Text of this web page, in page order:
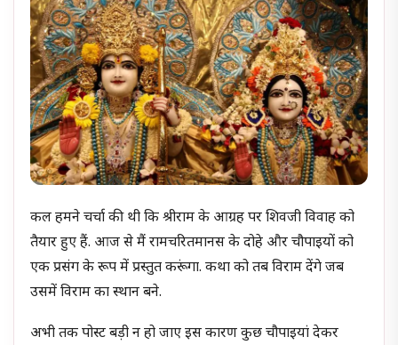
कल हमने चर्चा की थी कि श्रीराम के आग्रह पर शिवजी विवाह को
तैयार हुए हैं. आज से मैं रामचरितमानस के दोहे और चौपाइयों को
एक प्रसंग के रूप में प्रस्तुत करूंगा. कथा को तब विराम देंगे जब
उसमें विराम का स्थान बने.
अभी तक पोस्ट बड़ी न हो जाए इस कारण कुछ चौपाइयां देकर